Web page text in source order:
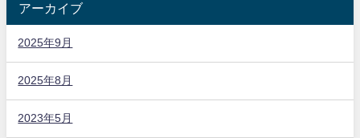
アーカイブ
2025年9月
2025年8月
2023年5月